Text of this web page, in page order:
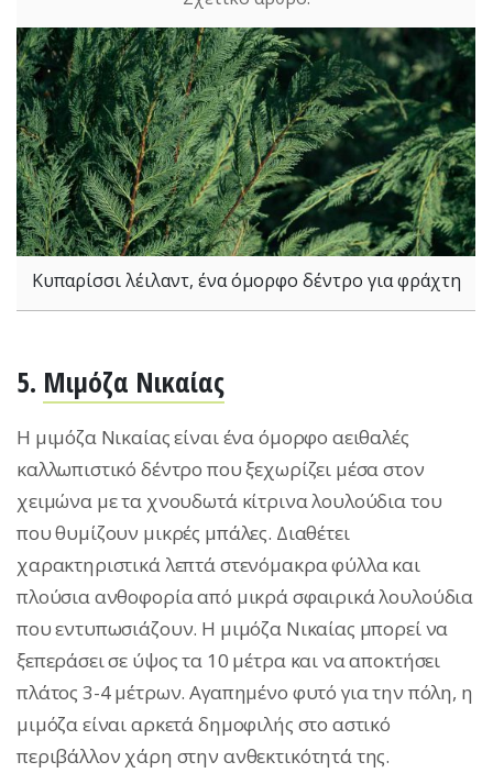
Κυπαρίσσι λέιλαντ, ένα όμορφο δέντρο για φράχτη
5. Μιμόζα Νικαίας
Η μιμόζα Νικαίας είναι ένα όμορφο αειθαλές
καλλωπιστικό δέντρο που ξεχωρίζει μέσα στον
χειμώνα με τα χνουδωτά κίτρινα λουλούδια του
που θυμίζουν μικρές μπάλες. Διαθέτει
χαρακτηριστικά λεπτά στενόμακρα φύλλα και
πλούσια ανθοφορία από μικρά σφαιρικά λουλούδια
που εντυπωσιάζουν. Η μιμόζα Νικαίας μπορεί να
ξεπεράσει σε ύψος τα 10 μέτρα και να αποκτήσει
πλάτος 3-4 μέτρων. Αγαπημένο φυτό για την πόλη, η
μιμόζα είναι αρκετά δημοφιλής στο αστικό
περιβάλλον χάρη στην ανθεκτικότητά της.